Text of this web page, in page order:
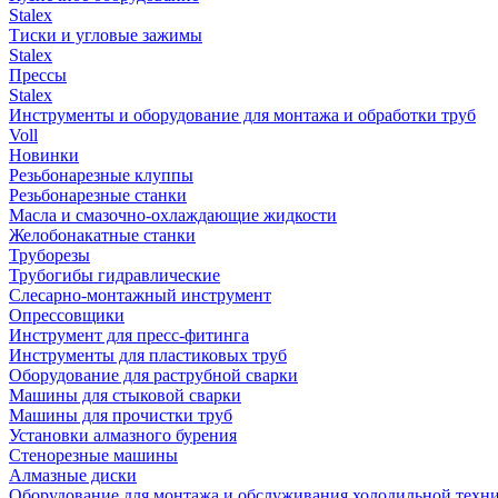
Stalex
Тиски и угловые зажимы
Stalex
Прессы
Stalex
Инструменты и оборудование для монтажа и обработки труб
Voll
Новинки
Резьбонарезные клуппы
Резьбонарезные станки
Масла и смазочно-охлаждающие жидкости
Желобонакатные станки
Труборезы
Трубогибы гидравлические
Слесарно-монтажный инструмент
Опрессовщики
Инструмент для пресс-фитинга
Инструменты для пластиковых труб
Оборудование для раструбной сварки
Машины для стыковой сварки
Машины для прочистки труб
Установки алмазного бурения
Стенорезные машины
Алмазные диски